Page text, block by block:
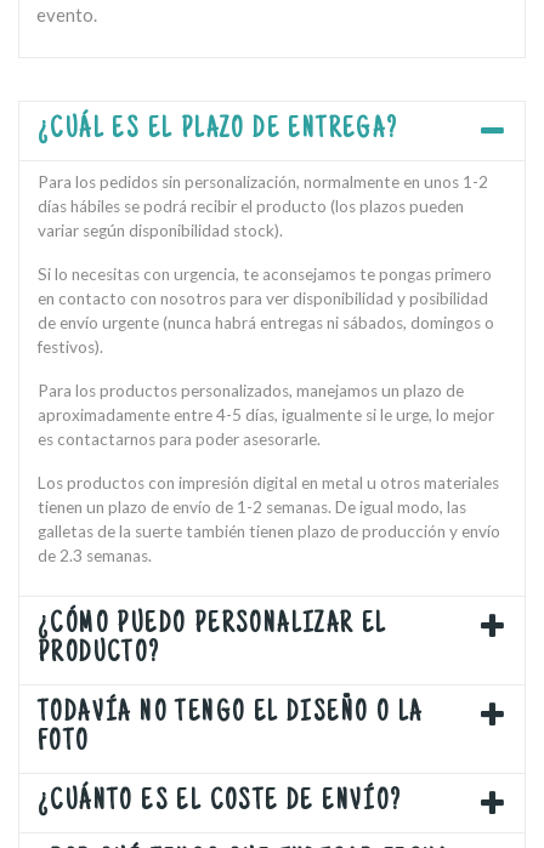
evento.
¿CUÁL ES EL PLAZO DE ENTREGA?
Para los pedidos sin personalización, normalmente en unos 1-2
días hábiles se podrá recibir el producto (los plazos pueden
variar según disponibilidad stock).
Si lo necesitas con urgencia, te aconsejamos te pongas primero
en contacto con nosotros para ver disponibilidad y posibilidad
de envío urgente (nunca habrá entregas ni sábados, domingos o
festivos).
Para los productos personalizados, manejamos un plazo de
aproximadamente entre 4-5 días, igualmente si le urge, lo mejor
es contactarnos para poder asesorarle.
Los productos con impresión digital en metal u otros materiales
tienen un plazo de envío de 1-2 semanas. De igual modo, las
galletas de la suerte también tienen plazo de producción y envío
de 2.3 semanas.
¿CÓMO PUEDO PERSONALIZAR EL
PRODUCTO?
TODAVÍA NO TENGO EL DISEÑO O LA
FOTO
¿CUÁNTO ES EL COSTE DE ENVÍO?